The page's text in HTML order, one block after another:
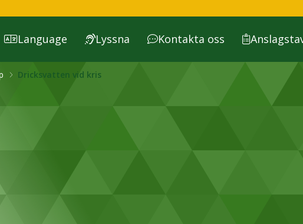
Language Lyssna Kontakta oss
Dricksvatten vid kris